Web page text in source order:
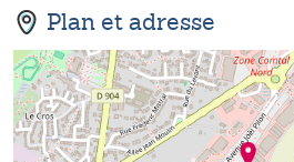
Plan et adresse